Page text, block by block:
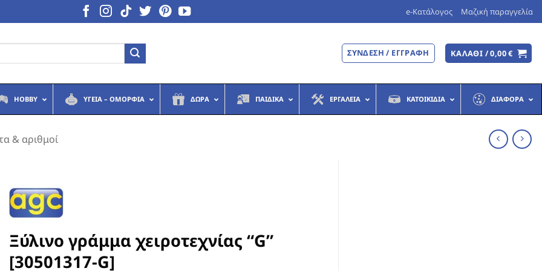
e-Κατάλογος Μαζική παραγγελία
ΣΎΝΔΕΣΗ / ΕΓΓΡΑΦΉ ΚΑΛΆΘΙ /0,00€
HOBBY ΥΓΕΙΆ – ΟΜΟΡΦΙΆ ΔΏΡΑ ΠΑΙΔΙΚΆ ΕΡΓΑΛΕΊΑ ΚΑΤΟΙΚΊΔΙΑ ΔΙΆΦΟΡΑ
& αριθμοί
Ξύλινο γράμμα χειροτεχνίας “G”
[30501317-G]